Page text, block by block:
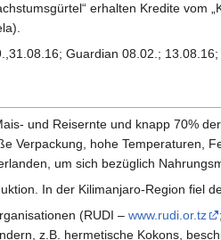
erhalten Kredite vom
Guardian 08.02.; 13.08.16;
und Reisernte und knapp 70%
Verpackung, hohe Temperaturen,
um sich bezüglich
In der Kilimanjaro-Region fiel
(RUDI – www.rudi.or.tz
z.B. hermetische Kokons,